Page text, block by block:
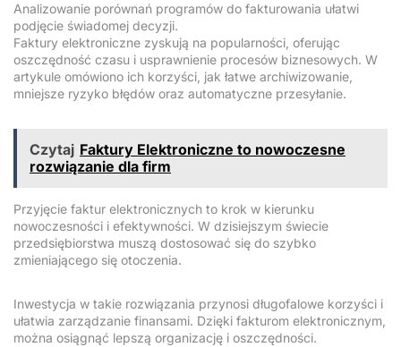
Analizowanie porównań programów do fakturowania ułatwi
podjęcie świadomej decyzji.
Faktury elektroniczne zyskują na popularności, oferując
oszczędność czasu i usprawnienie procesów biznesowych. W
artykule omówiono ich korzyści, jak łatwe archiwizowanie,
mniejsze ryzyko błędów oraz automatyczne przesyłanie.
Czytaj Faktury Elektroniczne to nowoczesne
rozwiązanie dla firm
Przyjęcie faktur elektronicznych to krok w kierunku
nowoczesności i efektywności. W dzisiejszym świecie
przedsiębiorstwa muszą dostosować się do szybko
zmieniającego się otoczenia.
Inwestycja w takie rozwiązania przynosi długofalowe korzyści i
ułatwia zarządzanie finansami. Dzięki fakturom elektronicznym,
można osiągnąć lepszą organizację i oszczędności.